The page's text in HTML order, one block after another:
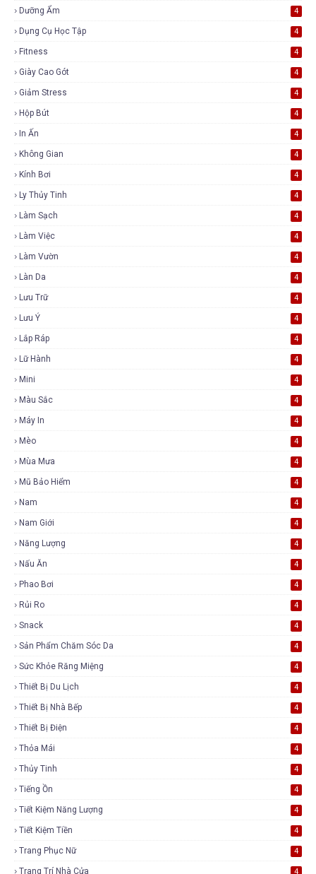
Dưỡng Ẩm 4
Dụng Cụ Học Tập 4
Fitness 4
Giày Cao Gót 4
Giảm Stress 4
Hộp Bút 4
In Ấn 4
Không Gian 4
Kính Bơi 4
Ly Thủy Tinh 4
Làm Sạch 4
Làm Việc 4
Làm Vườn 4
Làn Da 4
Lưu Trữ 4
Lưu Ý 4
Lắp Ráp 4
Lữ Hành 4
Mini 4
Màu Sắc 4
Máy In 4
Mèo 4
Mùa Mưa 4
Mũ Bảo Hiểm 4
Nam 4
Nam Giới 4
Năng Lượng 4
Nấu Ăn 4
Phao Bơi 4
Rủi Ro 4
Snack 4
Sản Phẩm Chăm Sóc Da 4
Sức Khỏe Răng Miệng 4
Thiết Bị Du Lịch 4
Thiết Bị Nhà Bếp 4
Thiết Bị Điện 4
Thỏa Mái 4
Thủy Tinh 4
Tiếng Ồn 4
Tiết Kiệm Năng Lượng 4
Tiết Kiệm Tiền 4
Trang Phục Nữ 4
Trang Trí Nhà Cửa 4